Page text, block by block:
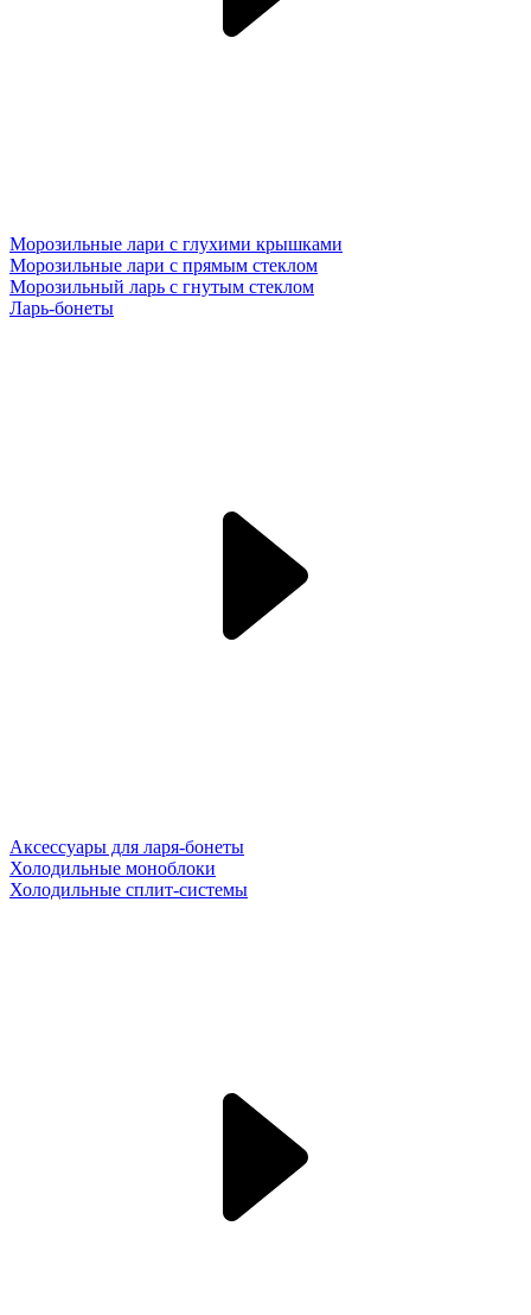
Морозильные лари с глухими крышками
Морозильные лари с прямым стеклом
Морозильный ларь с гнутым стеклом
Ларь-бонеты
Аксессуары для ларя-бонеты
Холодильные моноблоки
Холодильные сплит-системы